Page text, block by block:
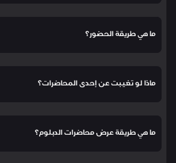
ما هي طريقة الحضور؟
ماذا لو تغيبت عن إحدى المحاضرات؟
ما هي طريقة عرض محاضرات الدبلوم؟